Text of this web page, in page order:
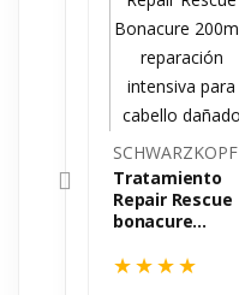
SCHWARZKOPF
Tratamiento
Repair Rescue
bonacure